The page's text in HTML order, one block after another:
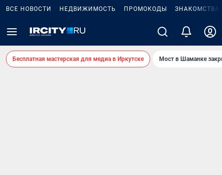
ВСЕ НОВОСТИ НЕДВИЖИМОСТЬ ПРОМОКОДЫ ЗНАКОМСТВА
Бесплатная мастерская для медиа в Иркутске Мост в Шаманке